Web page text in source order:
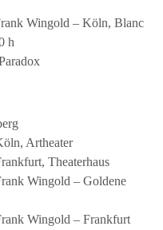
Wingold – Köln, Blanc
h
Artheater
Theaterhaus
Wingold – Goldene
Wingold – Frankfurt